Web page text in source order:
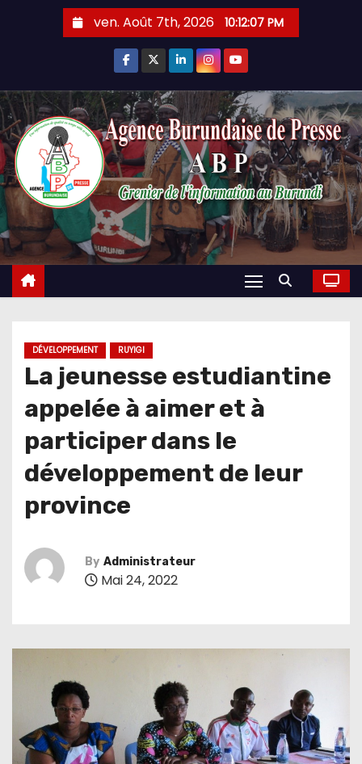
ven. Août 7th, 2026 10:12:09 PM
DÉVELOPPEMENT RUYIGI
La jeunesse estudiantine
appelée à aimer et à
participer dans le
développement de leur
province
By Administrateur
Mai 24, 2022